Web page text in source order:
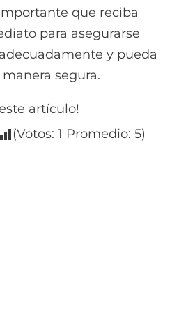
que reciba
para asegurarse
y pueda
segura.
artículo!
(Votos: 1 Promedio: 5)